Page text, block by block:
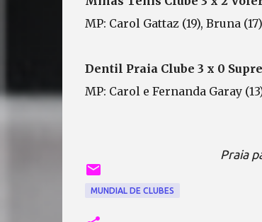
MP: Carol Gattaz (19), Bruna
Dentil Praia Clube 3 x 0
MP: Carol e Fernanda Garay
Praia
MUNDIAL DE CLUBES